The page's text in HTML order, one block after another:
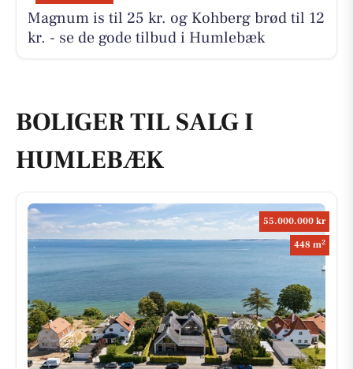
Magnum is til 25 kr. og Kohberg brød til 12
kr. - se de gode tilbud i Humlebæk
BOLIGER TIL SALG I
HUMLEBÆK
55.000.000 kr
448 m2